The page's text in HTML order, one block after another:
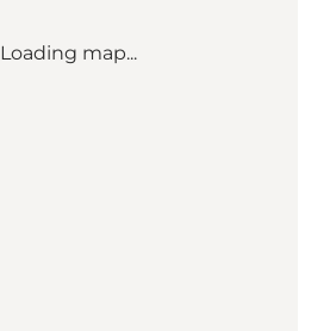
Loading map...